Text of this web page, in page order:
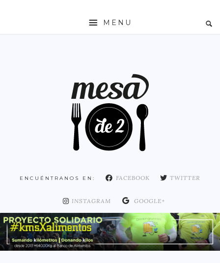
MENU
COMUNIDAD DE MADRID
DISTRITO ARGANZUELA
DISTRITO CHAMARTÍN
DISTRITO CHAMBERÍ
DISTRITO HORTALEZA
ENCUÉNTRANOS EN: FACEBOOK TWITTER
INSTAGRAM GOOGLE+